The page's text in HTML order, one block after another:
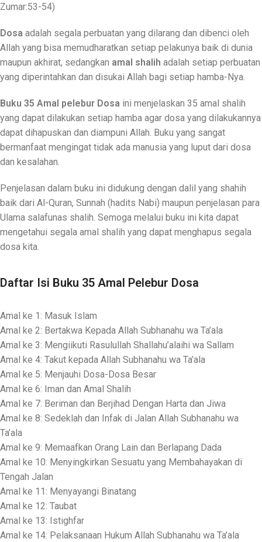
Zumar:53-54)
Dosa adalah segala perbuatan yang dilarang dan dibenci oleh
Allah yang bisa memudharatkan setiap pelakunya baik di dunia
maupun akhirat, sedangkan amal shalih adalah setiap perbuatan
yang diperintahkan dan disukai Allah bagi setiap hamba-Nya.
Buku 35 Amal pelebur Dosa ini menjelaskan 35 amal shalih
yang dapat dilakukan setiap hamba agar dosa yang dilakukannya
dapat dihapuskan dan diampuni Allah. Buku yang sangat
bermanfaat mengingat tidak ada manusia yang luput dari dosa
dan kesalahan.
Penjelasan dalam buku ini didukung dengan dalil yang shahih
baik dari Al-Quran, Sunnah (hadits Nabi) maupun penjelasan para
Ulama salafunas shalih. Semoga melalui buku ini kita dapat
mengetahui segala amal shalih yang dapat menghapus segala
dosa kita.
Daftar Isi Buku 35 Amal Pelebur Dosa
Amal ke 1: Masuk Islam
Amal ke 2: Bertakwa Kepada Allah Subhanahu wa Ta’ala
Amal ke 3: Mengiikuti Rasulullah Shallahu’alaihi wa Sallam
Amal ke 4: Takut kepada Allah Subhanahu wa Ta’ala
Amal ke 5: Menjauhi Dosa-Dosa Besar
Amal ke 6: Iman dan Amal Shalih
Amal ke 7: Beriman dan Berjihad Dengan Harta dan Jiwa
Amal ke 8: Sedeklah dan Infak di Jalan Allah Subhanahu wa
Ta’ala
Amal ke 9: Memaafkan Orang Lain dan Berlapang Dada
Amal ke 10: Menyingkirkan Sesuatu yang Membahayakan di
Tengah Jalan
Amal ke 11: Menyayangi Binatang
Amal ke 12: Taubat
Amal ke 13: Istighfar
Amal ke 14: Pelaksanaan Hukum Allah Subhanahu wa Ta’ala